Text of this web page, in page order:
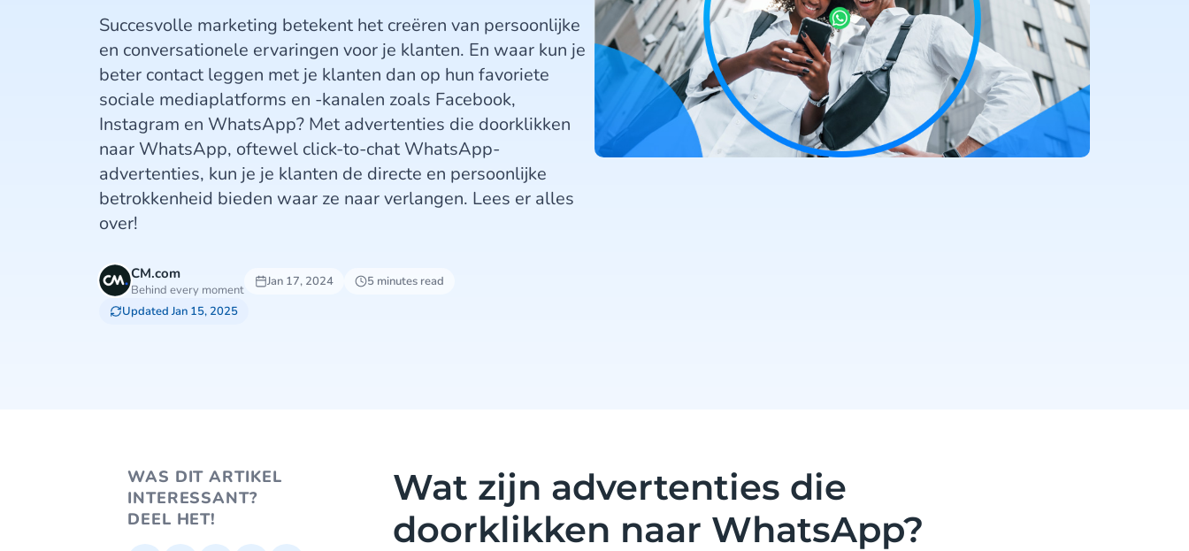
Succesvolle marketing betekent het creëren van persoonlijke
en conversationele ervaringen voor je klanten. En waar kun je
beter contact leggen met je klanten dan op hun favoriete
sociale mediaplatforms en -kanalen zoals Facebook,
Instagram en WhatsApp? Met advertenties die doorklikken
naar WhatsApp, oftewel click-to-chat WhatsApp-
advertenties, kun je je klanten de directe en persoonlijke
betrokkenheid bieden waar ze naar verlangen. Lees er alles
over!
CM.com
Behind every moment
Jan 17, 2024
5 minutes read
Updated Jan 15, 2025
WAS DIT ARTIKEL
INTERESSANT?
DEEL HET!
Wat zijn advertenties die
doorklikken naar WhatsApp?